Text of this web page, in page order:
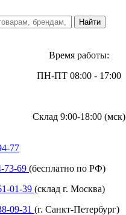
Время работы:
ПН-ПТ 08:00 - 17:00
Склад 9:00-18:00 (мск)
77
73-69 (бесплатно по РФ)
01-39 (склад г. Москва)
09-31 (г. Санкт-Петербург)